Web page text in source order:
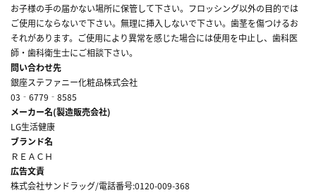
お子様の手の届かない場所に保管して下さい。フロッシング以外の目的では
ご使用にならないで下さい。無理に挿入しないで下さい。歯茎を傷つけるお
それがあります。ご使用により異常を感じた場合には使用を中止し、歯科医
師・歯科衛生士にご相談下さい。
問い合わせ先
銀座ステファニー化粧品株式会社
03‐6779‐8585
メーカー名(製造販売会社)
LG生活健康
ブランド名
ＲＥＡＣＨ
広告文責
株式会社サンドラッグ/電話番号:0120-009-368